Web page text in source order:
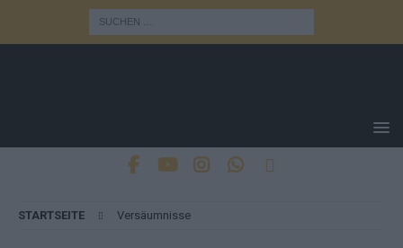
STARTSEITE Versäumnisse